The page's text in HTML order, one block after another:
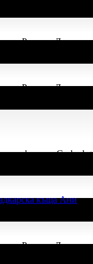
Рожден Ден от
Рожден Ден от
оферти в
къща Ани,
Рожден Ден от